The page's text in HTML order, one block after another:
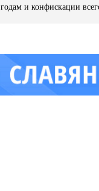
годам и конфискации